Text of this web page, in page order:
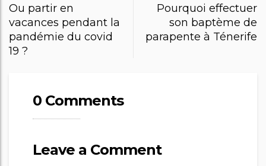
P
o
s
Ou partir en
vacances pendant la
pandémie du covid
19 ?
Pourquoi effectuer
son baptème de
parapente à Ténerife
0 Comments
Leave a Comment